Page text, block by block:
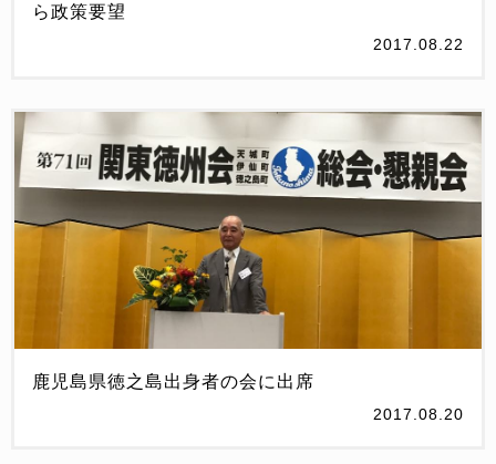
ら政策要望
2017.08.22
鹿児島県徳之島出身者の会に出席
2017.08.20